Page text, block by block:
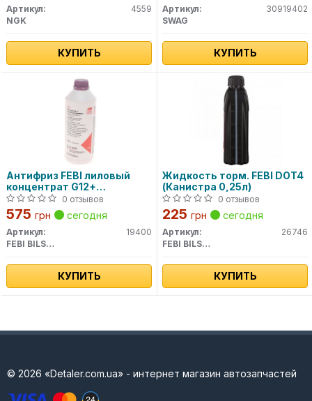
Артикул:
4559
NGK
КУПИТЬ
Артикул:
30919402
SWAG
КУПИТЬ
Антифриз FEBI лиловый
концентрат G12+
(Канистра 1,5л)
0 отзывов
575 грн сегодня
Артикул:
19400
FEBI BILSTEIN
КУПИТЬ
Жидкость торм. FEBI DOT4
(Канистра 0,25л)
0 отзывов
225 грн сегодня
Артикул:
26746
FEBI BILSTEIN
КУПИТЬ
© 2026 «Detaler.com.ua» - интернет магазин автозапчастей